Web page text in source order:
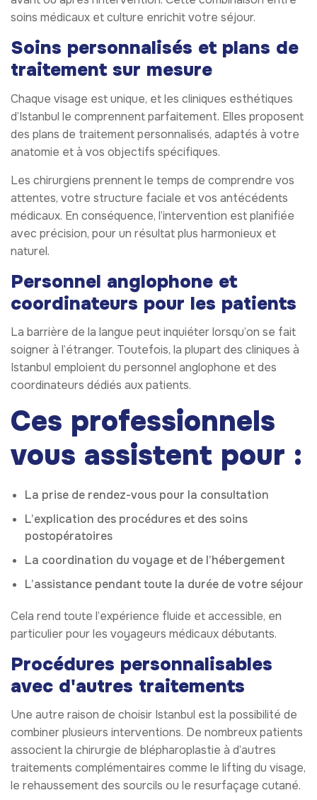
soins médicaux et culture enrichit votre séjour.
Soins personnalisés et plans de
traitement sur mesure
Chaque visage est unique, et les cliniques esthétiques
d’Istanbul le comprennent parfaitement. Elles proposent
des plans de traitement personnalisés, adaptés à votre
anatomie et à vos objectifs spécifiques.
Les chirurgiens prennent le temps de comprendre vos
attentes, votre structure faciale et vos antécédents
médicaux. En conséquence, l’intervention est planifiée
avec précision, pour un résultat plus harmonieux et
naturel.
Personnel anglophone et
coordinateurs pour les patients
La barrière de la langue peut inquiéter lorsqu’on se fait
soigner à l’étranger. Toutefois, la plupart des cliniques à
Istanbul emploient du personnel anglophone et des
coordinateurs dédiés aux patients.
Ces professionnels
vous assistent pour :
La prise de rendez-vous pour la consultation
L’explication des procédures et des soins
postopératoires
La coordination du voyage et de l’hébergement
L’assistance pendant toute la durée de votre séjour
Cela rend toute l’expérience fluide et accessible, en
particulier pour les voyageurs médicaux débutants.
Procédures personnalisables
avec d'autres traitements
Une autre raison de choisir Istanbul est la possibilité de
combiner plusieurs interventions. De nombreux patients
associent la chirurgie de blépharoplastie à d’autres
traitements complémentaires comme le lifting du visage,
le rehaussement des sourcils ou le resurfaçage cutané.